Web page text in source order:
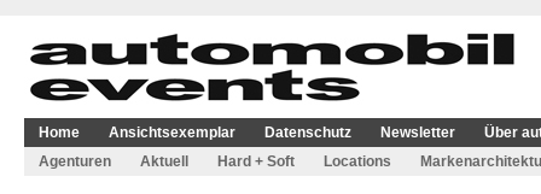
Home Ansichtsexemplar Datenschutz Newsletter
Über
Agenturen
Aktuell Hard + Soft Locations